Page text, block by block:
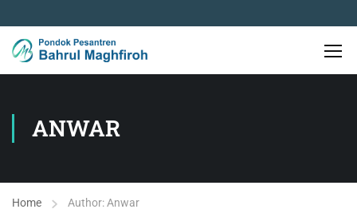
ANWAR
Home Author: Anwar